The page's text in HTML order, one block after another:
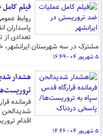
فیلم
روابط
پاسداران
تعدادی
مشترک در سه شهرستان ایرانشهر،
۵ شهریور ۰۴ - ۱۶:۴۹
هشدار
فرمانده
اقدام
۵ شهریور ۰۴ - ۱۴:۴۶